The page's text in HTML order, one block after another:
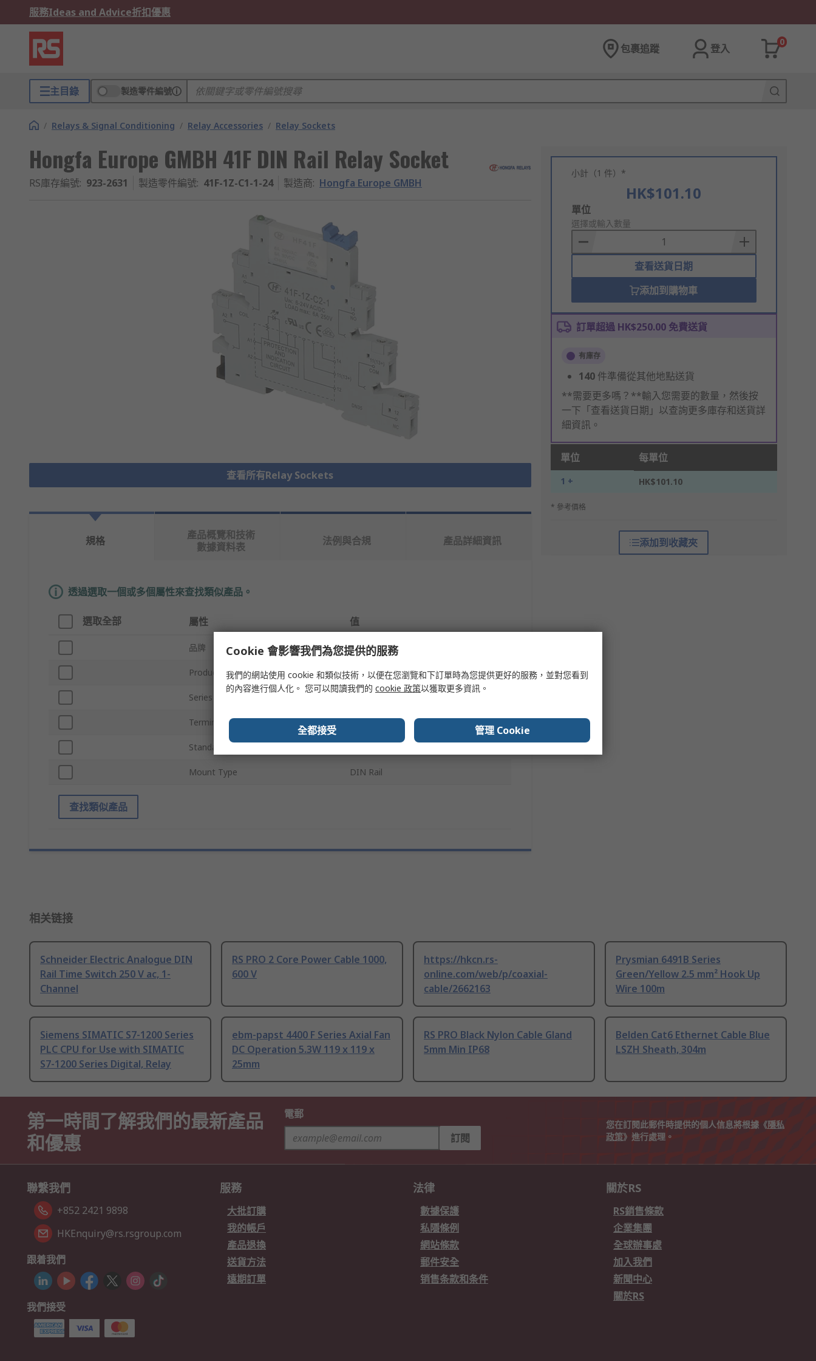
服務Ideas and Advice折扣優惠
包裹追蹤 登入
0
主目錄 製造零件編號
/ Relays & Signal Conditioning / Relay Accessories / Relay Sockets
Hongfa Europe GMBH 41F DIN Rail Relay Socket
RS庫存編號: 923-2631 製造零件編號: 41F-1Z-C1-1-24 製造商: Hongfa Europe GMBH
查看所有Relay Sockets
小計（1 件）*
HK$101.10
Add
to
Basket
單位
選擇或輸入數量
查看送貨日期
添加到購物車
訂單超過 HK$250.00 免費送貨
有庫存
140 件準備從其他地點送貨
**需要更多嗎？**輸入您需要的數量，然後按
一下「查看送貨日期」以查詢更多庫存和送貨詳
細資訊。
單位 每單位
1 + HK$101.10
* 參考價格
添加到收藏夾
規格
產品概覽和技術
數據資料表
法例與合規 產品詳細資訊
透過選取一個或多個屬性來查找類似產品。
選取全部 屬性 值
品牌 Hongfa Europe GMBH
Product Type Relay Socket
Series
Terminal Type
Standards/Approvals
Mount Type DIN Rail
查找類似產品
相关链接
Schneider Electric Analogue DIN
Rail Time Switch 250 V ac, 1-
Channel
RS PRO 2 Core Power Cable 1000,
600 V
https://hkcn.rs-
online.com/web/p/coaxial-
cable/2662163
Prysmian 6491B Series
Green/Yellow 2.5 mm² Hook Up
Wire 100m
Siemens SIMATIC S7-1200 Series
PLC CPU for Use with SIMATIC
S7-1200 Series Digital, Relay
ebm-papst 4400 F Series Axial Fan
DC Operation 5.3W 119 x 119 x
25mm
RS PRO Black Nylon Cable Gland
5mm Min IP68
Belden Cat6 Ethernet Cable Blue
LSZH Sheath, 304m
第一時間了解我們的最新產品
和優惠
電郵
訂閱
您在訂閱此郵件時提供的個人信息將根據《隱私
政策》進行處理。
聯繫我們
+852 2421 9898
HKEnquiry@rs.rsgroup.com
跟着我們
我們接受
服務
大批訂購
我的帳戶
產品退換
送貨方法
遠期訂單
法律
數據保護
私隱條例
網站條款
郵件安全
销售条款和条件
關於RS
RS銷售條款
企業集團
全球辦事處
加入我們
新聞中心
關於RS
Cookie 會影響我們為您提供的服務
我們的網站使用 cookie 和類似技術，以便在您瀏覽和下訂單時為您提供更好的服務，並對您看到
的內容進行個人化。 您可以閱讀我們的 cookie 政策以獲取更多資訊。
全都接受 管理 Cookie